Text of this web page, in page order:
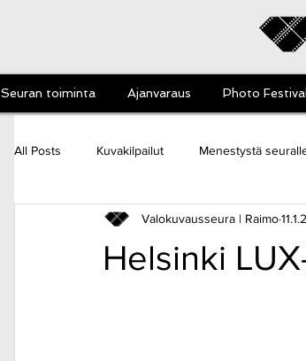
Seuran toiminta Ajanvaraus Photo
All Posts Kuvakilpailut Menestystä
TVS:n uutiset Retket ja tapahtumat
Helsinki
Valokuvausseura | Raimo